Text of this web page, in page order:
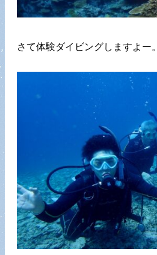
さて体験ダイビングしますよー。